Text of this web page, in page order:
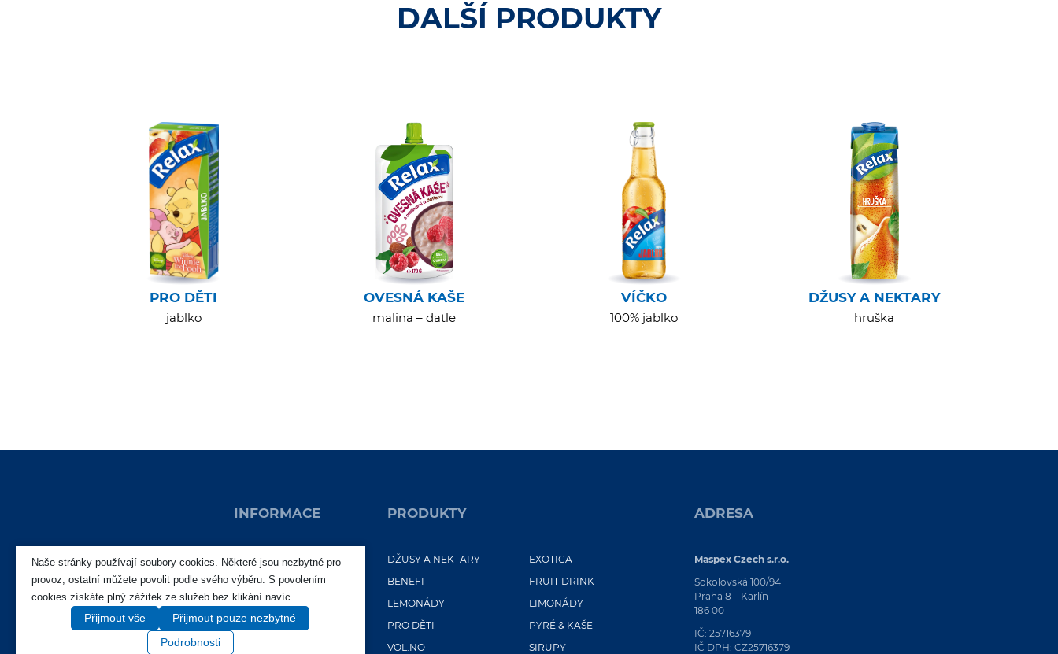
DALŠÍ PRODUKTY
PRO DĚTI
jablko
OVESNÁ KAŠE
malina – datle
VÍČKO
100% jablko
DŽUSY A NEKTARY
hruška
INFORMACE
Produkty
Novinky
O nás
Soutěže
PRODUKTY
DŽUSY A NEKTARY
EXOTICA
BENEFIT
FRUIT DRINK
LEMONÁDY
LIMONÁDY
PRO DĚTI
PYRÉ & KAŠE
VOL.NO
SIRUPY
ADRESA
Maspex Czech s.r.o.
Sokolovská 100/94
Praha 8 – Karlín
186 00
IČ: 25716379
IČ DPH: CZ25716379
Naše stránky používají soubory cookies. Některé jsou nezbytné pro
provoz, ostatní můžete povolit podle svého výběru. S povolením
cookies získáte plný zážitek ze služeb bez klikání navíc.
Přijmout vše
Přijmout pouze nezbytné
Podrobnosti